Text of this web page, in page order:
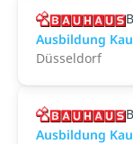
Ausbildung
Düsseldorf
Ausbildung